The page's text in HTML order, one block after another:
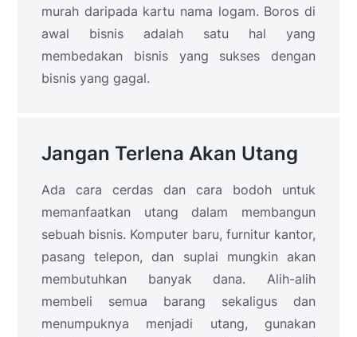
murah daripada kartu nama logam. Boros di
awal bisnis adalah satu hal yang
membedakan bisnis yang sukses dengan
bisnis yang gagal.
Jangan Terlena Akan Utang
Ada cara cerdas dan cara bodoh untuk
memanfaatkan utang dalam membangun
sebuah bisnis. Komputer baru, furnitur kantor,
pasang telepon, dan suplai mungkin akan
membutuhkan banyak dana. Alih-alih
membeli semua barang sekaligus dan
menumpuknya menjadi utang, gunakan